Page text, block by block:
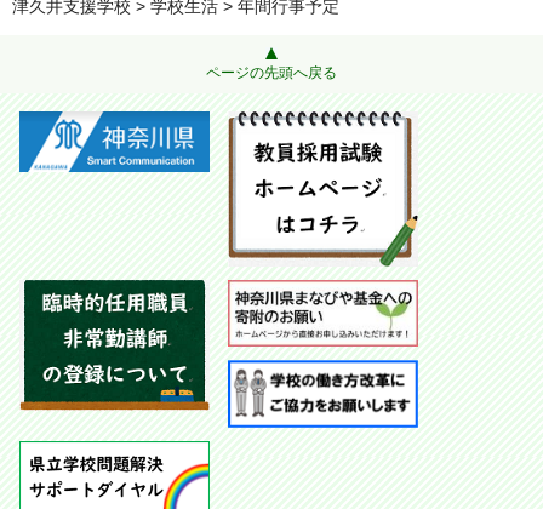
津久井支援学校 > 学校生活 > 年間行事予定
ページの先頭へ戻る